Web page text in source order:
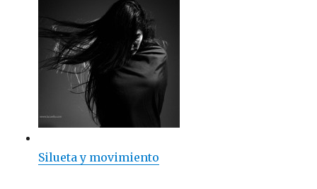
Silueta y movimiento